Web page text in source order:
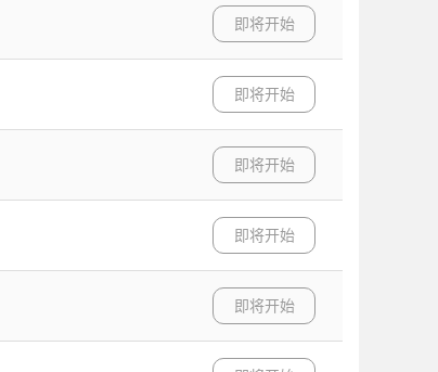
即将开始
即将开始
即将开始
即将开始
即将开始